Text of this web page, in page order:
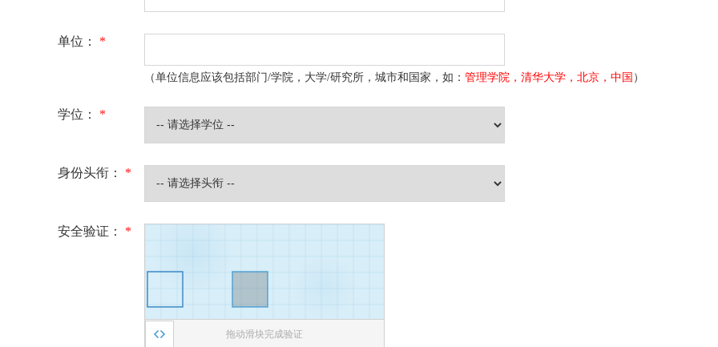
单位： *
（单位信息应该包括部门/学院，大学/研究所，城市和国家，如： 管理学院，清华大学，北京，中国 ）
学位： *
身份头衔： *
安全验证： *
拖动滑块完成验证